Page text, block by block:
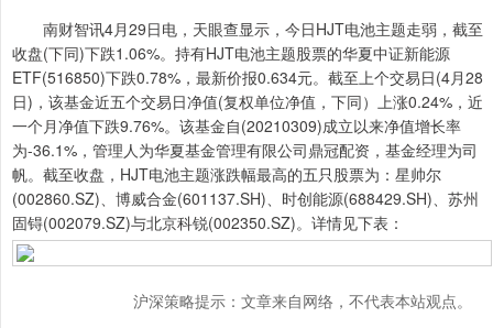
南财智讯4月29日电，天眼查显示，今日HJT电池主题走弱，截至
收盘(下同)下跌1.06%。持有HJT电池主题股票的华夏中证新能源
ETF(516850)下跌0.78%，最新价报0.634元。截至上个交易日(4月28
日)，该基金近五个交易日净值(复权单位净值，下同）上涨0.24%，近
一个月净值下跌9.76%。该基金自(20210309)成立以来净值增长率
为-36.1%，管理人为华夏基金管理有限公司鼎冠配资，基金经理为司
帆。截至收盘，HJT电池主题涨跌幅最高的五只股票为：星帅尔
(002860.SZ)、博威合金(601137.SH)、时创能源(688429.SH)、苏州
固锝(002079.SZ)与北京科锐(002350.SZ)。详情见下表：
沪深策略提示：文章来自网络，不代表本站观点。